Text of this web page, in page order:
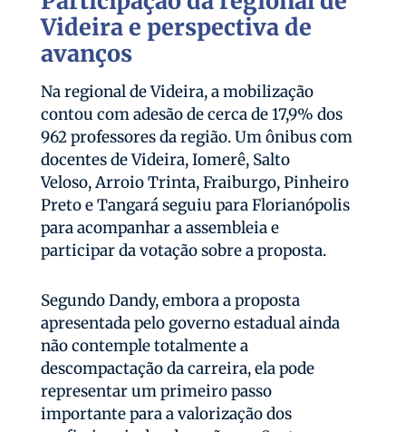
Videira e perspectiva de
avanços
Na regional de Videira, a mobilização
contou com adesão de cerca de 17,9% dos
962 professores da região. Um ônibus com
docentes de Videira, Iomerê, Salto
Veloso, Arroio Trinta, Fraiburgo, Pinheiro
Preto e Tangará seguiu para Florianópolis
para acompanhar a assembleia e
participar da votação sobre a proposta.
Segundo Dandy, embora a proposta
apresentada pelo governo estadual ainda
não contemple totalmente a
descompactação da carreira, ela pode
representar um primeiro passo
importante para a valorização dos